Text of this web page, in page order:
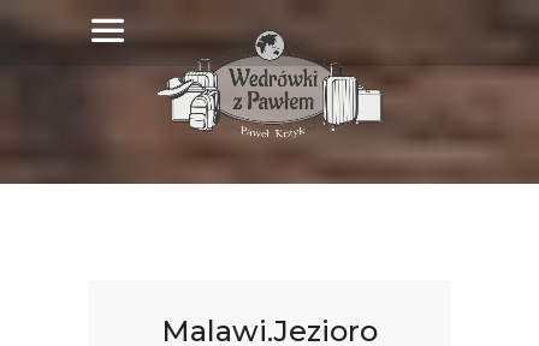
Malawi.Jezioro